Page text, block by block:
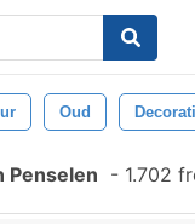
Oud
Penselen - 1.702